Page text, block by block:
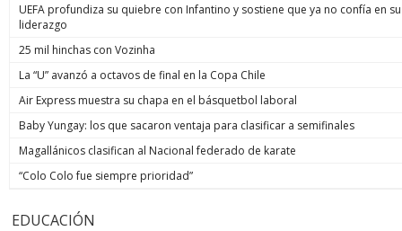
UEFA profundiza su quiebre con Infantino y sostiene que ya no confía en su
liderazgo
25 mil hinchas con Vozinha
La “U” avanzó a octavos de final en la Copa Chile
Air Express muestra su chapa en el básquetbol laboral
Baby Yungay: los que sacaron ventaja para clasificar a semifinales
Magallánicos clasifican al Nacional federado de karate
“Colo Colo fue siempre prioridad”
EDUCACIÓN